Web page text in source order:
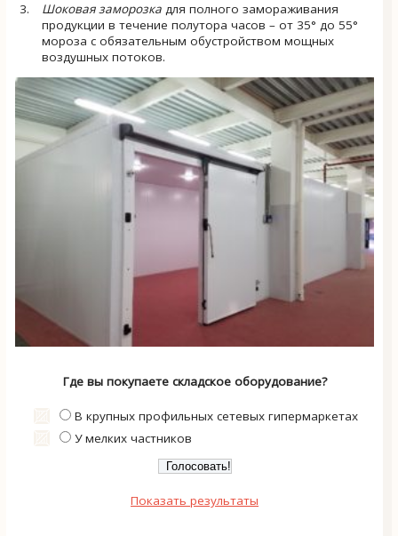
Шоковая заморозкадля полного замораживания
продукции в течение полутора часов – от 35° до 55°
мороза с обязательным обустройством мощных
воздушных потоков.
Где вы покупаете складское оборудование?
В крупных профильных сетевых гипермаркетах
У мелких частников
Показать результаты